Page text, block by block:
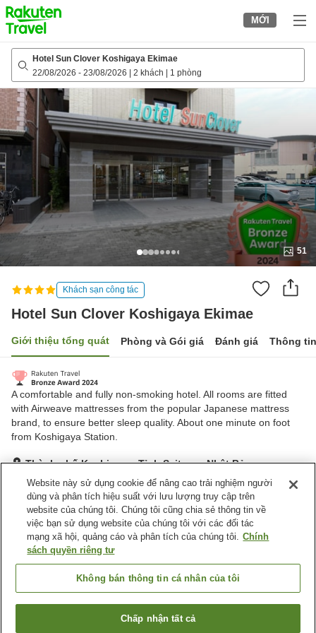
to
top
page
MỚI
Hotel Sun Clover Koshigaya Ekimae
22/08/2026 - 23/08/2026 2 khách 1 phòng
51
Khách sạn công tác
Hotel Sun Clover Koshigaya Ekimae
Giới thiệu tổng quát Phòng và Gói giá Đánh giá Thông
A comfortable and fully non-smoking hotel. All rooms are fitted
with Airweave mattresses from the popular Japanese mattress
brand, to ensure better sleep quality. About one minute on foot
from Koshigaya Station.
Thành phố Koshigaya, Tỉnh Saitama, Nhật Bản
Hiển thị trên bản đồ
Tuyệt vời Đánh giá:574 lượt
Tiện nghi chỗ nghỉ
Bãi đỗ xe
Lounge
Máy bán hàng tự động
Giặt ủi có phí
Tỉnh Saitama
Hotel Sun Clover Koshigaya EkimaeTìm phòng trống
Website này sử dụng cookie để nâng cao trải nghiệm người
dùng và phân tích hiệu suất với lưu lượng truy cập trên
website của chúng tôi. Chúng tôi cũng chia sẻ thông tin về
việc bạn sử dụng website của chúng tôi với các đối tác
mạng xã hội, quảng cáo và phân tích của chúng tôi. Chính
sách quyền riêng tư
Không bán thông tin cá nhân của tôi
Chấp nhận tất cả